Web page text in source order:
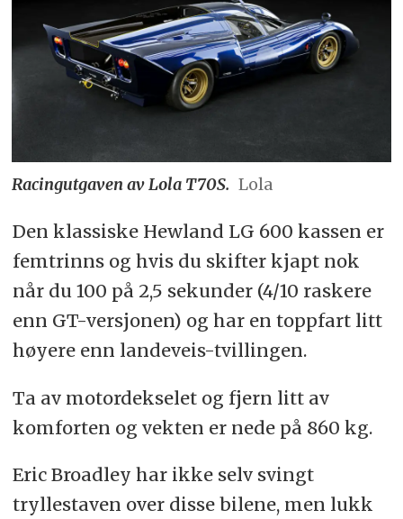
Racingutgaven av Lola T70S. Lola
Den klassiske Hewland LG 600 kassen er
femtrinns og hvis du skifter kjapt nok
når du 100 på 2,5 sekunder (4/10 raskere
enn GT-versjonen) og har en toppfart litt
høyere enn landeveis-tvillingen.
Ta av motordekselet og fjern litt av
komforten og vekten er nede på 860 kg.
Eric Broadley har ikke selv svingt
tryllestaven over disse bilene, men lukk